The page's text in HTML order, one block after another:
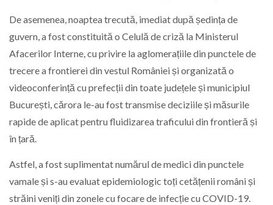
De asemenea, noaptea trecută, imediat după ședința de
guvern, a fost constituită o Celulă de criză la Ministerul
Afacerilor Interne, cu privire la aglomerațiile din punctele de
trecere a frontierei din vestul României și organizată o
videoconferință cu prefecții din toate județele și municipiul
București, cărora le-au fost transmise deciziile și măsurile
rapide de aplicat pentru fluidizarea traficului din frontieră și
în țară.
Astfel, a fost suplimentat numărul de medici din punctele
vamale și s-au evaluat epidemiologic toți cetățenii români și
străini veniți din zonele cu focare de infecție cu COVID-19.